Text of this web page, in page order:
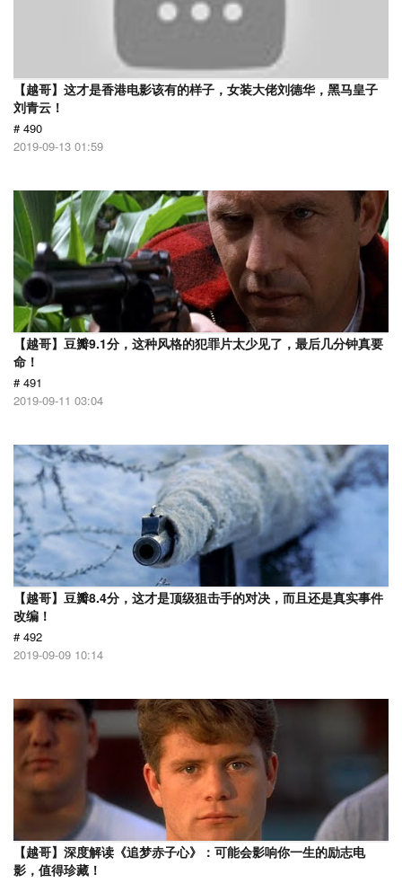
【越哥】这才是香港电影该有的样子，女装大佬刘德华，黑马皇子
刘青云！
# 490
2019-09-13 01:59
【越哥】豆瓣9.1分，这种风格的犯罪片太少见了，最后几分钟真要
命！
# 491
2019-09-11 03:04
【越哥】豆瓣8.4分，这才是顶级狙击手的对决，而且还是真实事件
改编！
# 492
2019-09-09 10:14
【越哥】深度解读《追梦赤子心》：可能会影响你一生的励志电
影，值得珍藏！